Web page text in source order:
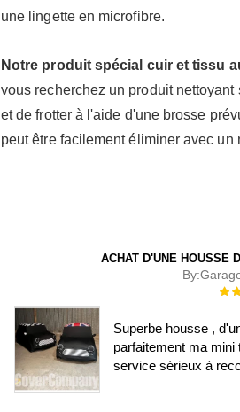
une lingette en microfibre.
Notre produit spécial cuir et tissu
vous recherchez un produit
et de frotter à l'aide d'une brosse
peut être facilement éliminer avec
ACHAT D'UNE HOUSSE
By:
Superbe housse ,
parfaitement ma mini
service sérieux à